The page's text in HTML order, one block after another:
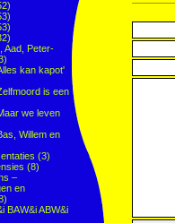
Aad, Peter-
kan kapot'
is een
we leven
Willem en
(3)
(8)
–
en
BAW&i ABW&i